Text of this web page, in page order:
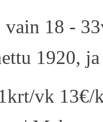
18 -
1920,
vk